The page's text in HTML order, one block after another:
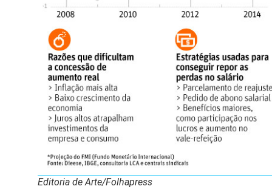
Editoria de Arte/Folhapress